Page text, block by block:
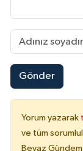
Gönder
Yorum yazarak
ve tüm
Beyaz